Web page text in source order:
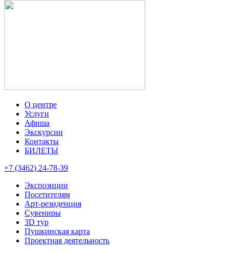
О центре
Услуги
Афиша
Экскурсии
Контакты
БИЛЕТЫ
+7 (3462) 24-78-39
Экспозиции
Посетителям
Арт-резиденция
Сувениры
3D тур
Пушкинская карта
Проектная деятельность